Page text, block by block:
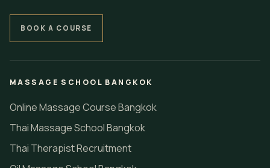
BOOK A COURSE
MASSAGE SCHOOL BANGKOK
Online Massage Course Bangkok
Thai Massage School Bangkok
Thai Therapist Recruitment